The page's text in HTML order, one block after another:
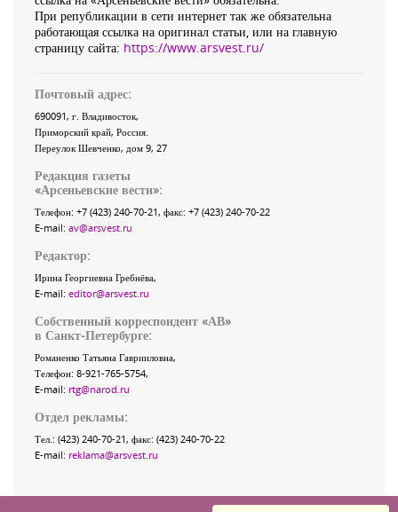
При републикации в сети интернет так же обязательна
работающая ссылка на оригинал статьи, или на главную
страницу сайта: https://www.arsvest.ru/
Почтовый адрес:
690091, г. Владивосток,
Приморский край, Россия
Переулок Шевченко, дом 9, 27
Редакция газеты
«Арсеньевские вести»:
Телефон: +7 (423) 240-70-21, факс: +7 (423) 240-70-22
E-mail: av@arsvest.ru
Редактор:
Ирина Георгиевна Гребнёва,
E-mail: editor@arsvest.ru
Собственный корреспондент «АВ»
в Санкт-Петербурге:
Романенко Татьяна Гаврииловна,
Телефон: 8-921-765-5754,
E-mail: rtg@narod.ru
Отдел рекламы:
Тел.: (423) 240-70-21, факс: (423) 240-70-22
E-mail: reklama@arsvest.ru